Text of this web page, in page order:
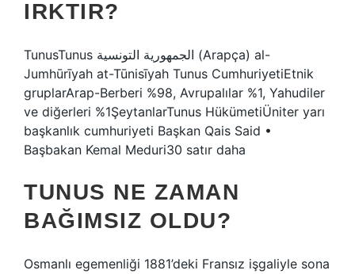
IRKTIR?
TunusTunus الجمهورية التونسية (Arapça) al-
Jumhūrīyah at-Tūnisīyah Tunus CumhuriyetiEtnik
gruplarArap-Berberi %98, Avrupalılar %1, Yahudiler
ve diğerleri %1ŞeytanlarTunus HükümetiÜniter yarı
başkanlık cumhuriyeti Başkan Qais Said •
Başbakan Kemal Meduri30 satır daha
TUNUS NE ZAMAN
BAĞIMSIZ OLDU?
Osmanlı egemenliği 1881’deki Fransız işgaliyle sona